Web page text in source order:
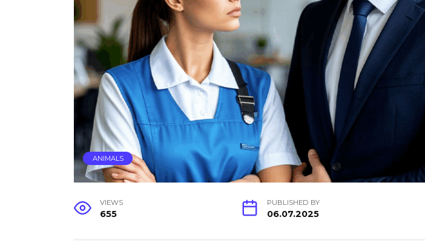
ANIMALS
VIEWS
655
PUBLISHED BY
06.07.2025